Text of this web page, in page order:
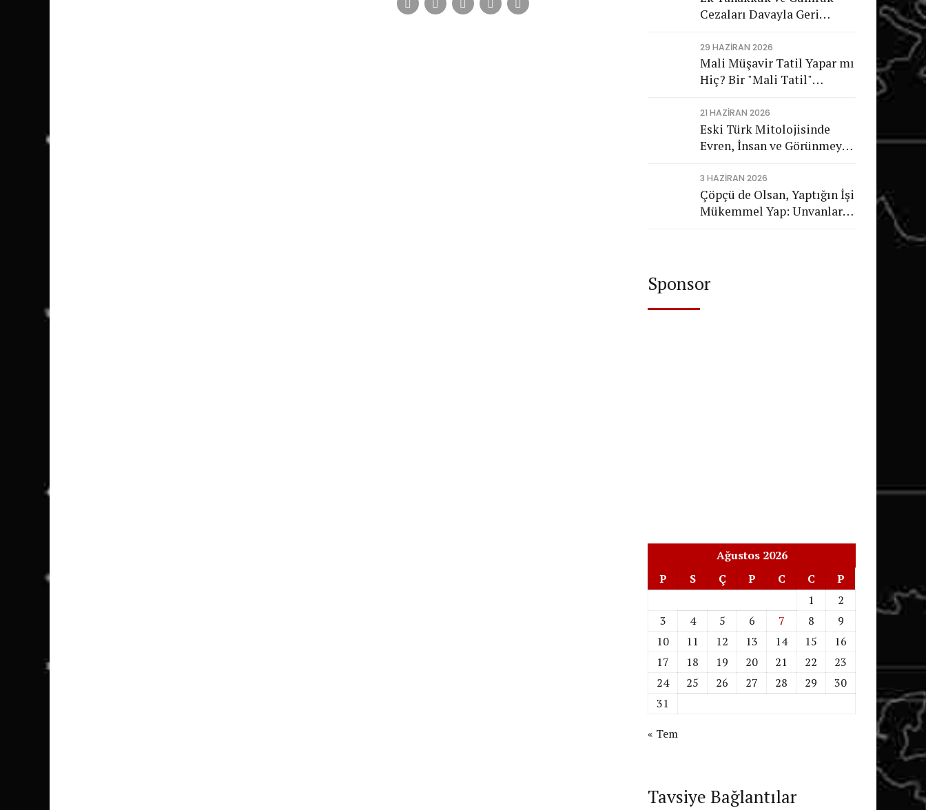
Cezaları Davayla Geri
İşlemlerin Kamuya
Görünmeyen Maliyeti
29 HAZIRAN 2026
Mali Müşavir Tatil Yapar mı
Hiç? Bir "Mali Tatil"
21 HAZIRAN 2026
Eski Türk Mitolojisinde
Evren, İnsan ve Görünmeyen
3 HAZIRAN 2026
Çöpçü de Olsan, Yaptığın İşi
Mükemmel Yap: Unvanların
Sponsor
Ağustos 2026
P
S Ç P C C
P
1
2
3
4 5 6 7 8
9
10
11 12 13 14 15
16
17
18 19 20 21 22
23
24
25 26 27 28 29
30
31
« Tem
Tavsiye Bağlantılar